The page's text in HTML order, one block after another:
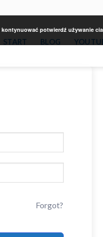
START BLOG
Forgot?
kontynuować potwierdź używanie